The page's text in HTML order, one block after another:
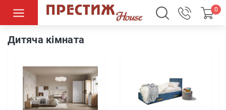
0
Дитячі кімнати
Дитяча кімната